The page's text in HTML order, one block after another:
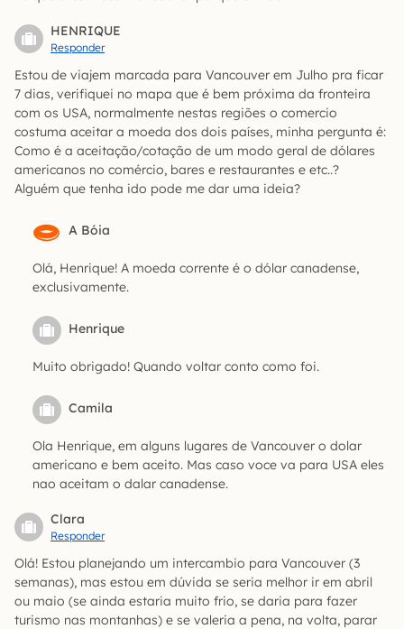
HENRIQUE
Responder
Estou de viajem marcada para Vancouver em Julho pra ficar
7 dias, verifiquei no mapa que é bem próxima da fronteira
com os USA, normalmente nestas regiões o comercio
costuma aceitar a moeda dos dois países, minha pergunta é:
Como é a aceitação/cotação de um modo geral de dólares
americanos no comércio, bares e restaurantes e etc..?
Alguém que tenha ido pode me dar uma ideia?
A Bóia
Olá, Henrique! A moeda corrente é o dólar canadense,
exclusivamente.
Henrique
Muito obrigado! Quando voltar conto como foi.
Camila
Ola Henrique, em alguns lugares de Vancouver o dolar
americano e bem aceito. Mas caso voce va para USA eles
nao aceitam o dalar canadense.
Clara
Responder
Olá! Estou planejando um intercambio para Vancouver (3
semanas), mas estou em dúvida se seria melhor ir em abril
ou maio (se ainda estaria muito frio, se daria para fazer
turismo nas montanhas) e se valeria a pena, na volta, parar